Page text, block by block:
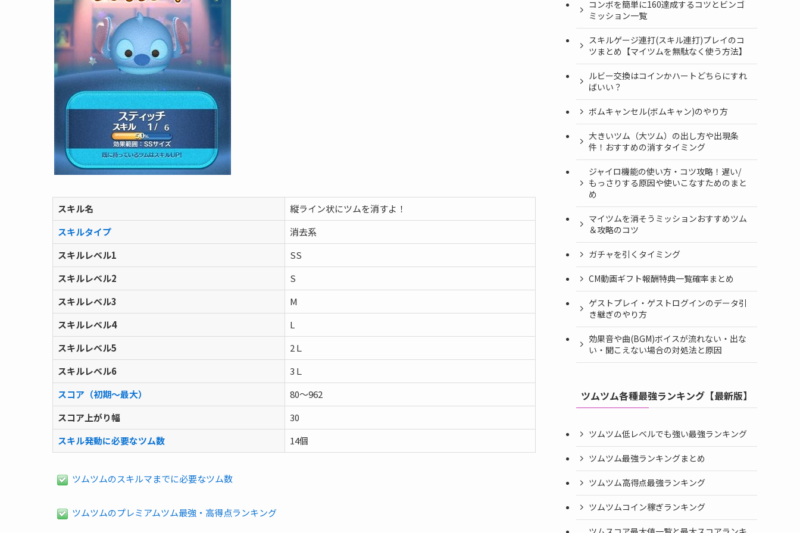
スキル名
縦ライン状にツムを消すよ！
スキルタイプ
消去系
スキルレベル1
SS
スキルレベル2
S
スキルレベル3
M
スキルレベル4
L
スキルレベル5
2Ｌ
スキルレベル6
3Ｌ
スコア（初期～最大）
80～962
スコア上がり幅
30
スキル発動に必要なツム数
14個
ツムツムのスキルマまでに必要なツム数
ツムツムのプレミアムツム最強・高得点ランキング
コンボを簡単に160達成するコツとビンゴ
ミッション一覧
スキルゲージ連打(スキル連打)プレイのコ
ツまとめ【マイツムを無駄なく使う方法】
ルビー交換はコインかハートどちらにすれ
ばいい？
ボムキャンセル(ボムキャン)のやり方
大きいツム（大ツム）の出し方や出現条
件！おすすめの消すタイミング
ジャイロ機能の使い方・コツ攻略！遅い/
もっさりする原因や使いこなすためのまと
め
マイツムを消そうミッションおすすめツム
＆攻略のコツ
ガチャを引くタイミング
CM動画ギフト報酬特典一覧確率まとめ
ゲストプレイ・ゲストログインのデータ引
き継ぎのやり方
効果音や曲(BGM)ボイスが流れない・出な
い・聞こえない場合の対処法と原因
ツムツム各種最強ランキング【最新版】
ツムツム低レベルでも強い最強ランキング
ツムツム最強ランキングまとめ
ツムツム高得点最強ランキング
ツムツムコイン稼ぎランキング